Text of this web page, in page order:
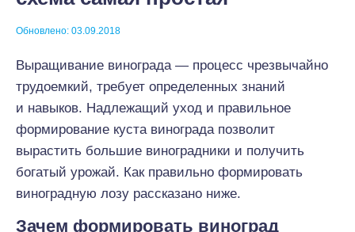
Обновлено: 03.09.2018
Выращивание винограда — процесс чрезвычайно
трудоемкий, требует определенных знаний
и навыков. Надлежащий уход и правильное
формирование куста винограда позволит
вырастить большие виноградники и получить
богатый урожай. Как правильно формировать
виноградную лозу рассказано ниже.
Зачем формировать виноград